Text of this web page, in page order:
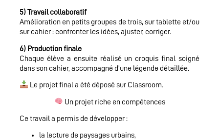
5) Travail collaboratif
Amélioration en petits groupes de trois, sur tablette et/ou
sur cahier : confronter les idées, ajuster, corriger.
6) Production finale
Chaque élève a ensuite réalisé un croquis final soigné
dans son cahier, accompagné d’une légende détaillée.
Le projet final a été déposé sur Classroom.
Un projet riche en compétences
Ce travail a permis de développer :
la lecture de paysages urbains,